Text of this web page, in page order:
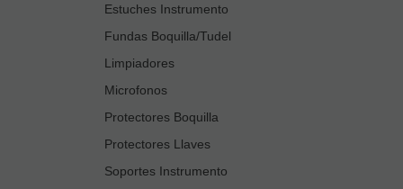
Estuches Instrumento
Fundas Boquilla/Tudel
Limpiadores
Microfonos
Protectores Boquilla
Protectores Llaves
Soportes Instrumento